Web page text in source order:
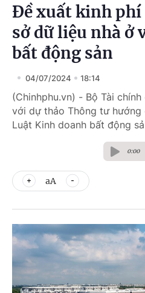
Đề xuất kinh phí
sở dữ liệu nhà ở
bất động sản
04/07/2024 18:14
(Chinhphu.vn) - Bộ Tài
với dự thảo Thông tư hướng
Luật Kinh doanh bất động
0:00
aA